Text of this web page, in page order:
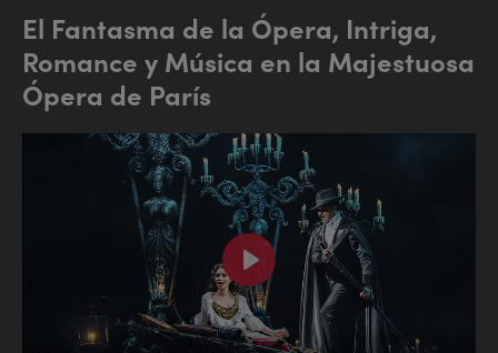
El Fantasma de la Ópera, Intriga,
Romance y Música en la Majestuosa
Ópera de París
Play